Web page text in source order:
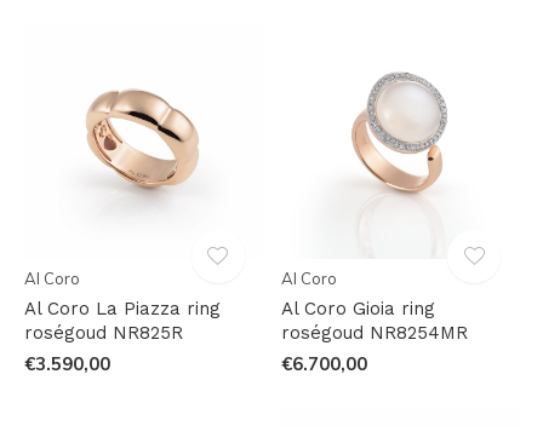
Al Coro
Al Coro La Piazza ring
roségoud NR825R
€3.590,00
Al Coro
Al Coro Gioia ring
roségoud NR8254MR
€6.700,00